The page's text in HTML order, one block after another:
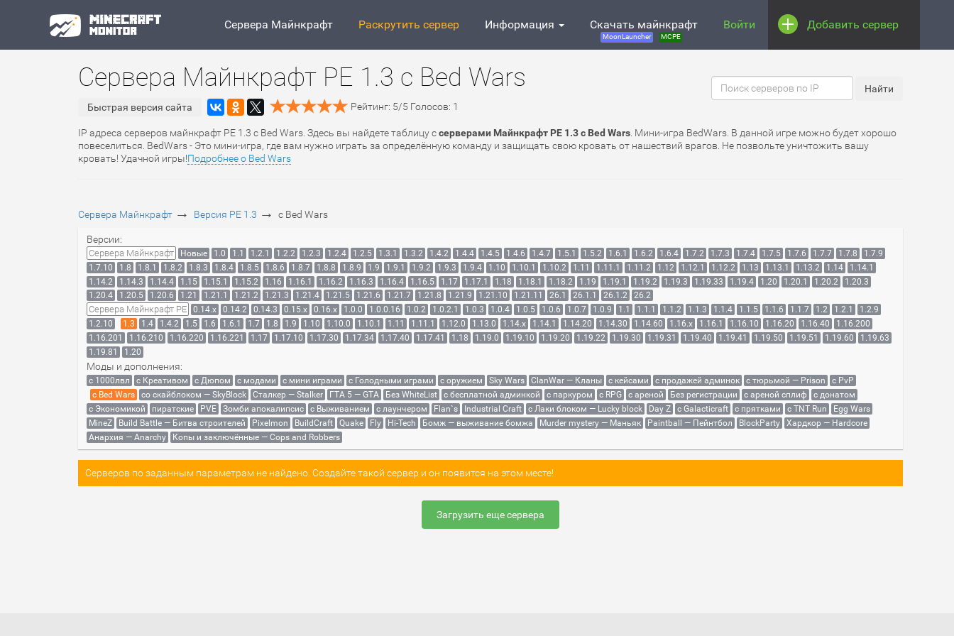
Сервера Майнкрафт Раскрутить сервер Информация Скачать майнкрафт
MoonLauncher MCPE
Войти Добавить сервер
Сервера Майнкрафт PE 1.3 с Bed Wars
Быстрая версия сайта Рейтинг: 5/5 Голосов: 1
IP адреса серверов майнкрафт PE 1.3 с Bed Wars. Здесь вы найдете таблицу ссерверами Майнкрафт PE 1.3 с Bed Wars . Мини-игра BedWars. В данной игре можно будет хорошо
повеселиться. BedWars - Это мини-игра, где вам нужно играть за определённую команду и защищать свою кровать от нашествий врагов. Не позвольте уничтожить вашу
кровать! Удачной игры!Подробнее о Bed Wars
Сервера Майнкрафт → Версия PE 1.3 → с Bed Wars
Версии:
Сервера Майнкрафт Новые 1.0 1.1 1.2.1 1.2.2 1.2.3 1.2.4 1.2.5 1.3.1 1.3.2 1.4.2 1.4.4 1.4.5 1.4.6 1.4.7 1.5.1 1.5.2 1.6.1 1.6.2 1.6.4 1.7.2 1.7.3 1.7.4 1.7.5 1.7.6 1.7.7 1.7.8
1.7.9
1.7.10
1.8 1.8.1 1.8.2 1.8.3 1.8.4 1.8.5 1.8.6 1.8.7 1.8.8 1.8.9 1.9 1.9.1 1.9.2 1.9.3 1.9.4 1.10 1.10.1 1.10.2 1.11 1.11.1 1.11.2 1.12 1.12.1 1.12.2 1.13 1.13.1 1.13.2 1.14
1.14.1
1.14.2
1.14.3 1.14.4 1.15 1.15.1 1.15.2 1.16 1.16.1 1.16.2 1.16.3 1.16.4 1.16.5 1.17 1.17.1 1.18 1.18.1 1.18.2 1.19 1.19.1 1.19.2 1.19.3 1.19.33 1.19.4 1.20 1.20.1 1.20.2
1.20.3
1.20.4
1.20.5 1.20.6 1.21 1.21.1 1.21.2 1.21.3 1.21.4 1.21.5 1.21.6 1.21.7 1.21.8 1.21.9 1.21.10 1.21.11 26.1 26.1.1 26.1.2 26.2
Сервера Майнкрафт PE 0.14.x 0.14.2 0.14.3 0.15.x 0.16.x 1.0.0 1.0.0.16 1.0.2 1.0.2.1 1.0.3 1.0.4 1.0.5 1.0.6 1.0.7 1.0.9 1.1 1.1.1 1.1.2 1.1.3 1.1.4 1.1.5 1.1.6 1.1.7 1.2 1.2.1
1.2.9
1.2.10
1.3 1.4 1.4.2 1.5 1.6 1.6.1 1.7 1.8 1.9 1.10 1.10.0 1.10.1 1.11 1.11.1 1.12.0 1.13.0 1.14.x 1.14.1 1.14.20 1.14.30 1.14.60 1.16.x 1.16.1 1.16.10 1.16.20 1.16.40
1.16.200
1.16.201
1.16.210 1.16.220 1.16.221 1.17 1.17.10 1.17.30 1.17.34 1.17.40 1.17.41 1.18 1.19.0 1.19.10 1.19.20 1.19.22 1.19.30 1.19.31 1.19.40 1.19.41 1.19.50 1.19.51 1.19.60
1.19.63
1.19.81
1.20
Моды и дополнения:
с 1000лвл c Креативом с Дюпом с модами с мини играми с Голодными играми с оружием Sky Wars ClanWar — Кланы с кейсами с продажей админок с тюрьмой — Prison
с PvP
с Bed Wars
со скайблоком — SkyBlock Сталкер — Stalker ГТА 5 — GTA Без WhiteList с бесплатной админкой с паркуром с RPG с ареной Без регистрации с ареной сплиф
с донатом
с Экономикой
пиратские PVE Зомби апокалипсис с Выживанием с лаунчером Flan`s Industrial Craft с Лаки блоком — Lucky block Day Z с Galacticraft с прятками с TNT Run
Egg Wars
MineZ
Build Battle — Битва строителей Pixelmon BuildCraft Quake Fly Hi-Tech Бомж — выживание бомжа Murder mystery — Маньяк Paintball — Пейнтбол BlockParty
Хардкор — Hardcore
Анархия — Anarchy
Копы и заключённые — Cops and Robbers
Серверов по заданным параметрам не найдено. Создайте такой сервер и он появится на этом месте!
Загрузить еще сервера